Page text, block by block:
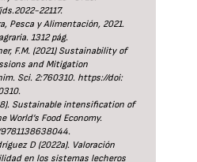
22117.
Pesca y Alimentación, 2021.
1312 pág.
F.M. (2021) Sustainability of
and Mitigation
Sci. 2:760310. https://doi:
Sustainable intensification of
World’s Food Economy.
D (2022a). Valoración
en los sistemas lecheros